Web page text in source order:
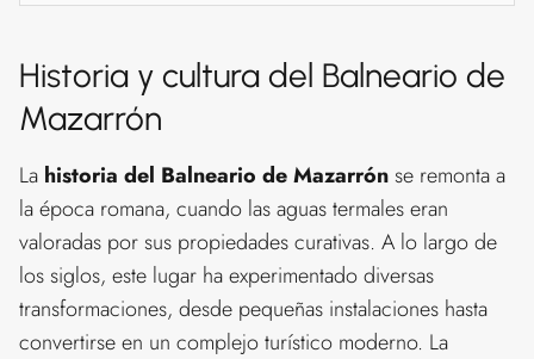
Historia y cultura del Balneario de
Mazarrón
La historia del Balneario de Mazarrónse remonta a
la época romana, cuando las aguas termales eran
valoradas por sus propiedades curativas. A lo largo de
los siglos, este lugar ha experimentado diversas
transformaciones, desde pequeñas instalaciones hasta
convertirse en un complejo turístico moderno. La